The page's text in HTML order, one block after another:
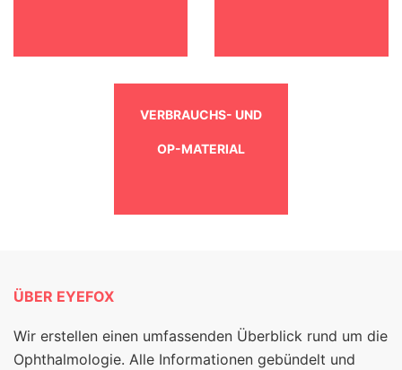
VERBRAUCHS- UND
OP-MATERIAL
ÜBER EYEFOX
Wir erstellen einen umfassenden Überblick rund um die
Ophthalmologie. Alle Informationen gebündelt und